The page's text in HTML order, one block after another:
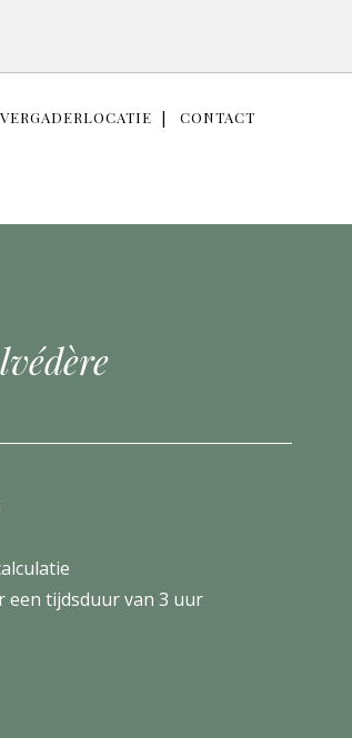
VERGADERLOCATIE CONTACT
een tijdsduur van 3 uur